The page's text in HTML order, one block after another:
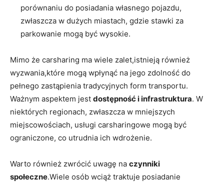
porównaniu do posiadania własnego pojazdu,
zwłaszcza w dużych miastach, gdzie stawki za
parkowanie mogą być wysokie.
Mimo że carsharing ma wiele zalet,istnieją również
wyzwania,które mogą wpłynąć na jego zdolność do
pełnego zastąpienia tradycyjnych form transportu.
Ważnym aspektem jest dostępność i infrastruktura. W
niektórych regionach, zwłaszcza w mniejszych
miejscowościach, usługi carsharingowe mogą być
ograniczone, co utrudnia ich wdrożenie.
Warto również zwrócić uwagę na czynniki
społeczne.Wiele osób wciąż traktuje posiadanie